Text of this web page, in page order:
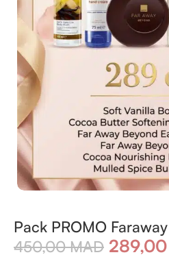
Pack PROMO
450,00MAD 289,00